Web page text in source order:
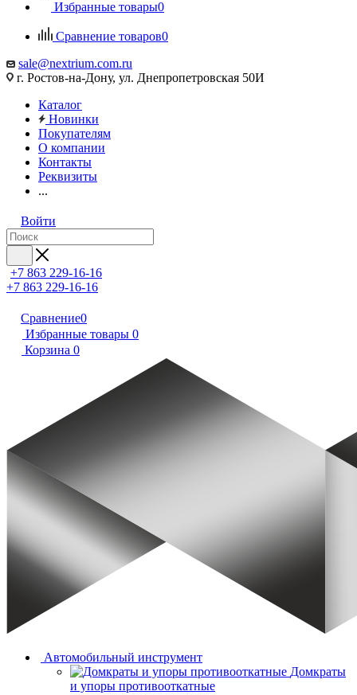
Избранные товары0
Сравнение товаров0
sale@nextrium.com.ru
г. Ростов-на-Дону, ул. Днепропетровская 50И
Каталог
Новинки
Покупателям
О компании
Контакты
Реквизиты
...
Войти
+7 863 229-16-16
+7 863 229-16-16
Сравнение0
Избранные товары 0
Корзина 0
Автомобильный инструмент
Домкраты
и упоры противооткатные